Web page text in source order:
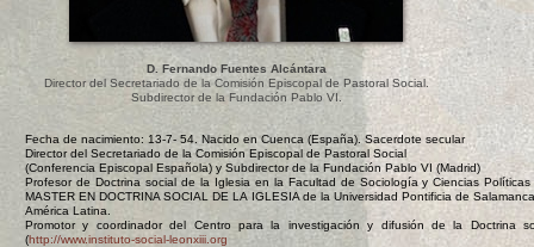
D. Fernando Fuentes Alcántara
Director del Secretariado de la Comisión Episcopal de Pastoral Social.
Subdirector de la Fundación Pablo VI.
Fecha de nacimiento: 13-7- 54. Nacido en Cuenca (España). Sacerdote secular
Director del Secretariado de la Comisión Episcopal de Pastoral Social
(Conferencia Episcopal Española) y Subdirector de la Fundación Pablo VI (Madrid)
Profesor de Doctrina social de la Iglesia en la Facultad de Sociología y Ciencias
MASTER EN DOCTRINA SOCIAL DE LA IGLESIA de la Universidad Pontificia de
América Latina.
Promotor y coordinador del Centro para la investigación y difusión de la Doctrina
(http://www.instituto-social-leonxiii.org